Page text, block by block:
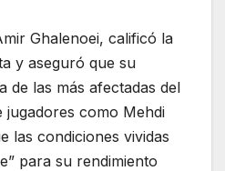
Ghalenoei, calificó la
y aseguró que su
de las más afectadas del
como Mehdi
las condiciones vividas
para su rendimiento